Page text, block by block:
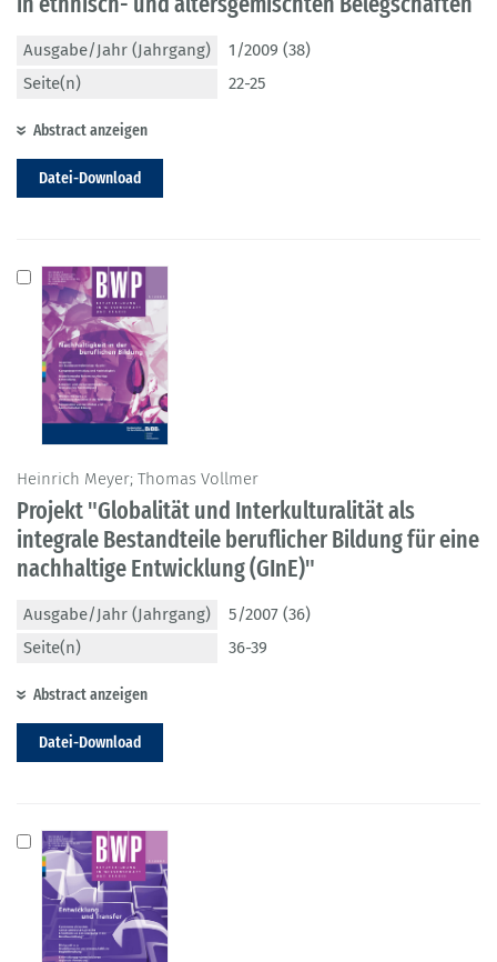
Ausgabe/Jahr (Jahrgang)
1/2009 (38)
Seite(n)
22-25
Abstract anzeigen
Datei-Download
Heinrich Meyer; Thomas Vollmer
Projekt "Globalität und Interkulturalität als
integrale Bestandteile beruflicher Bildung für eine
nachhaltige Entwicklung (GInE)"
Ausgabe/Jahr (Jahrgang)
5/2007 (36)
Seite(n)
36-39
Abstract anzeigen
Datei-Download